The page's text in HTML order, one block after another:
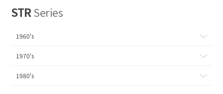
STRSeries
1960's
1970's
1980's